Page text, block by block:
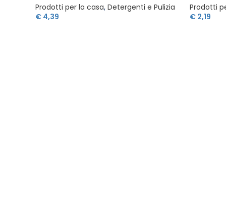
Prodotti per la casa, Detergenti e Pulizia
€ 4,39
Prodotti
€2,19